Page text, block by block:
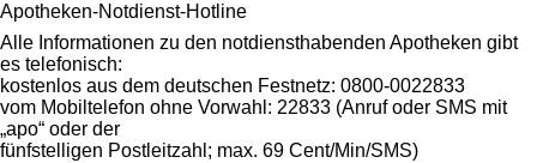
Apotheken-Notdienst-Hotline
Alle Informationen zu den notdiensthabenden Apotheken gibt
es telefonisch:
kostenlos aus dem deutschen Festnetz: 0800-0022833
vom Mobiltelefon ohne Vorwahl: 22833 (Anruf oder SMS mit
„apo“ oder der
fünfstelligen Postleitzahl; max. 69 Cent/Min/SMS)